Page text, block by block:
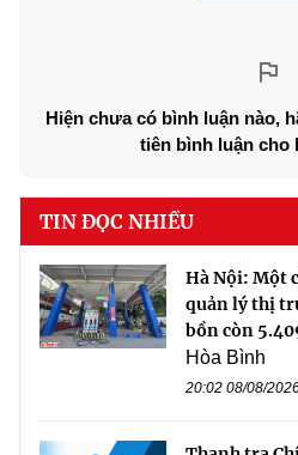
Hiện chưa có bình luận nào,
tiên bình luận cho
TIN ĐỌC NHIỀU
Hà Nội: Một
quản lý thị
bồn còn
Hòa Bình
20:02 08/08/